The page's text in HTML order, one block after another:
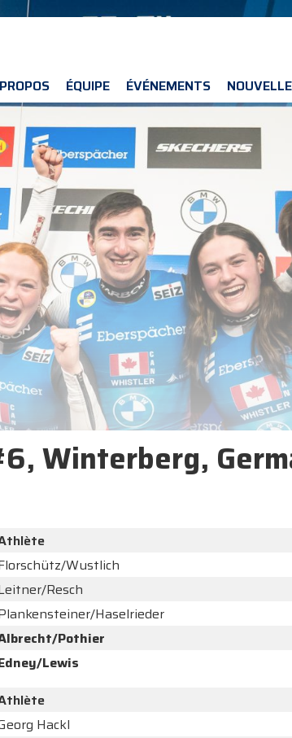
ÉQUIPE ÉVÉNEMENTS
Winterberg,
Wustlich
Resch
Haselrieder
Pothier
Lewis
Hackl